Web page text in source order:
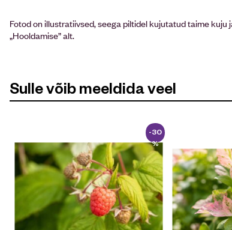
Fotod on illustratiivsed, seega piltidel kujutatud taime kuju
„Hooldamise” alt.
Sulle võib meeldida veel
-30
%